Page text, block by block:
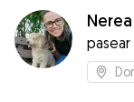
Estoy
gusto
Nerea
pasear